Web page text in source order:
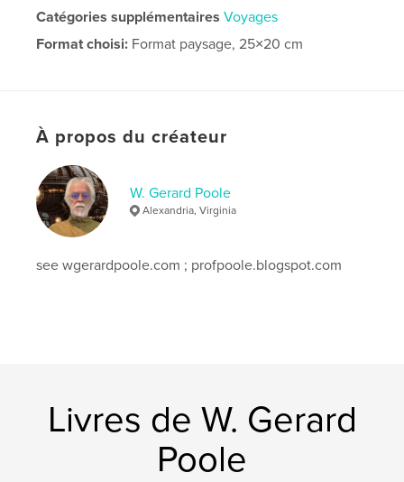
Catégories supplémentaires Voyages
Format choisi: Format paysage, 25×20 cm
À propos du créateur
W. Gerard Poole
Alexandria, Virginia
see wgerardpoole.com ; profpoole.blogspot.com
Livres de W. Gerard
Poole